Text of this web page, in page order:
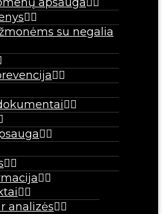
su negalia
analizės